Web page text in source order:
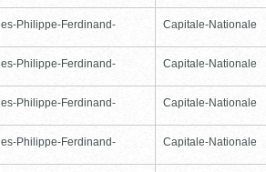
Philippe-Ferdinand-
Capitale-Nationale
Philippe-Ferdinand-
Capitale-Nationale
Philippe-Ferdinand-
Capitale-Nationale
Philippe-Ferdinand-
Capitale-Nationale